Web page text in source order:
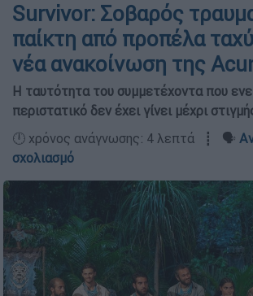
Survivor: Σοβαρός
παίκτη από προπέλα
νέα ανακοίνωση της
Η ταυτότητα του συμμετέχοντα που
περιστατικό δεν έχει γίνει μέχρι
🕛 χρόνος ανάγνωσης: 4 λεπτά ┋ 🗣️
σχολιασμό